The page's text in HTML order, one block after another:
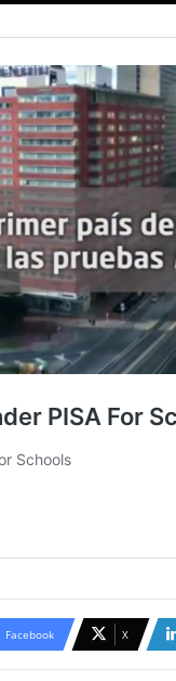
Facebook X